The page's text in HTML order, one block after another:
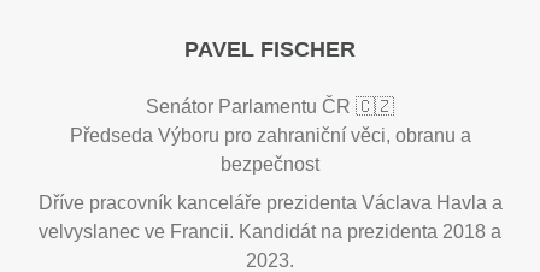
PAVEL FISCHER
Senátor Parlamentu ČR 🇨🇿
Předseda Výboru pro zahraniční věci, obranu a
bezpečnost
Dříve pracovník kanceláře prezidenta Václava Havla a
velvyslanec ve Francii. Kandidát na prezidenta 2018 a
2023.